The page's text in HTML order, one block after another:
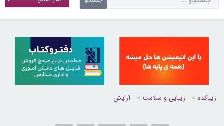
زیباکده زیبایی و سلامت آرایش